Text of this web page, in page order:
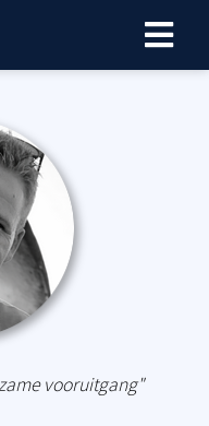
vooruitgang"